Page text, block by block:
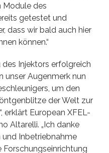
Module des
getestet und
dass wir bald auch hier
können.“
des Injektors erfolgreich
unser Augenmerk nun
um den
der Welt zur
erklärt European XFEL-
Altarelli. „Ich danke
und Inbetriebnahme
Forschungseinrichtung